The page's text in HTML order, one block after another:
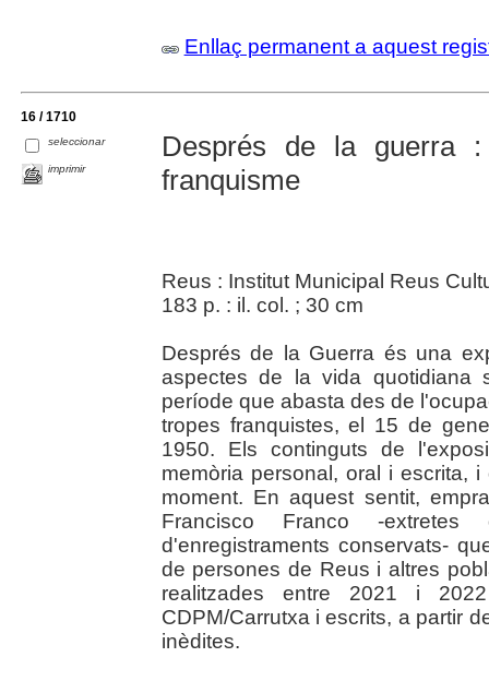
Enllaç permanent a aquest
16 / 1710
seleccionar
imprimir
Després de la guerra
franquisme
Reus : Institut Municipal Reus
183 p. : il. col. ; 30 cm
Després de la Guerra és una
aspectes de la vida quotidiana
període que abasta des de
tropes franquistes, el 15 de
1950. Els continguts de
memòria personal, oral i escrita,
moment. En aquest sentit,
Francisco Franco -
d'enregistraments conservats-
de persones de Reus i altres
realitzades entre 2021 i
CDPM/Carrutxa i escrits, a partir
inèdites.